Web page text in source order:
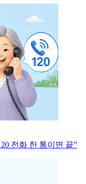
전화 한 통이면 끝”